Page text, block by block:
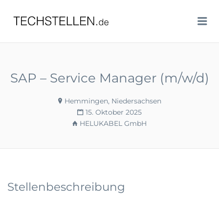
TECHSTELLEN.DE
SAP – Service Manager (m/w/d)
Hemmingen, Niedersachsen
15. Oktober 2025
HELUKABEL GmbH
Stellenbeschreibung